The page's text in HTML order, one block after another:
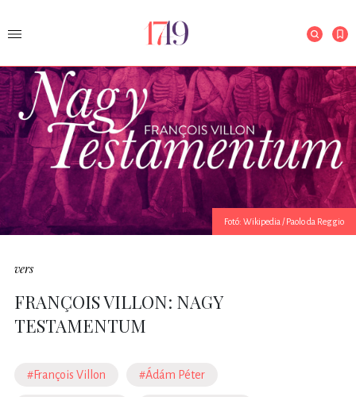
Fotó: Wikipedia / Paolo da Reggio
vers
FRANÇOIS VILLON: NAGY
TESTAMENTUM
#François Villon #Ádám Péter